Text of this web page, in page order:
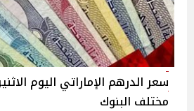
مختلف البنوك